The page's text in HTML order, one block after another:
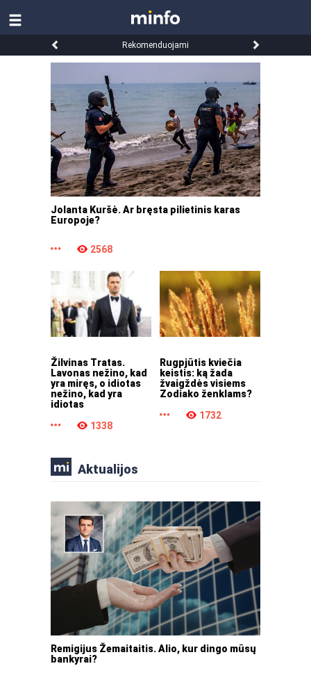
Rekomenduojami
Jolanta Kuršė. Ar bręsta pilietinis karas
Europoje?
2568
Žilvinas Tratas.
Lavonas nežino, kad
yra miręs, o idiotas
nežino, kad yra
idiotas
1338
Rugpjūtis kviečia
keistis: ką žada
žvaigždės visiems
Zodiako ženklams?
1732
Aktualijos
Remigijus Žemaitaitis. Alio, kur dingo mūsų
bankyrai?